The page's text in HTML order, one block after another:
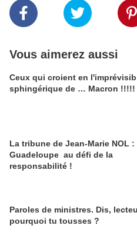
Vous aimerez aussi
Ceux qui croient en
sphingérique de … Macron !!!!!
La tribune de Jean-Marie NOL :
Guadeloupe au défi de la
responsabilité !
Paroles de ministres. Dis,
pourquoi tu tousses ?